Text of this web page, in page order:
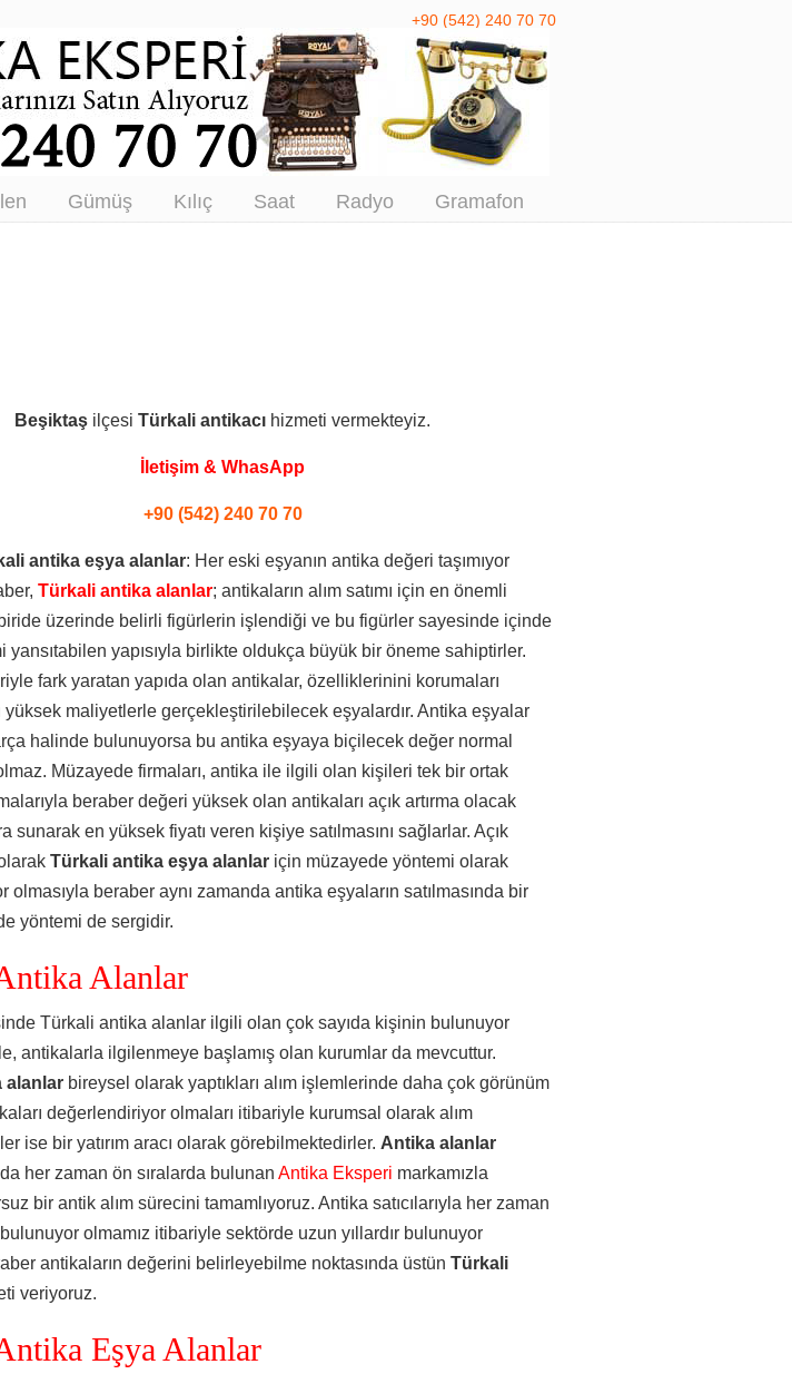
Eşya Alanlar – Antika Alım
+90 (542) 240 70 70
Gümüş Kılıç Saat Radyo Gramafon
Beşiktaş ilçesi Türkali antikacı hizmeti vermekteyiz.
İletişim & WhasApp
+90 (542) 240 70 70
antika eşya alanlar: Her eski eşyanın antika değeri taşımıyor
Türkali antika alanlar; antikaların alım satımı için en önemli
üzerinde belirli figürlerin işlendiği ve bu figürler sayesinde içinde
yansıtabilen yapısıyla birlikte oldukça büyük bir öneme sahiptirler.
fark yaratan yapıda olan antikalar, özelliklerinini korumaları
yüksek maliyetlerle gerçekleştirilebilecek eşyalardır. Antika eşyalar
halinde bulunuyorsa bu antika eşyaya biçilecek değer normal
Müzayede firmaları, antika ile ilgili olan kişileri tek bir ortak
beraber değeri yüksek olan antikaları açık artırma olacak
sunarak en yüksek fiyatı veren kişiye satılmasını sağlarlar. Açık
Türkali antika eşya alanlar için müzayede yöntemi olarak
olmasıyla beraber aynı zamanda antika eşyaların satılmasında bir
yöntemi de sergidir.
Alanlar
Türkali antika alanlar ilgili olan çok sayıda kişinin bulunuyor
antikalarla ilgilenmeye başlamış olan kurumlar da mevcuttur.
alanlar bireysel olarak yaptıkları alım işlemlerinde daha çok görünüm
değerlendiriyor olmaları itibariyle kurumsal olarak alım
ise bir yatırım aracı olarak görebilmektedirler. Antika alanlar
her zaman ön sıralarda bulunan Antika Eksperi markamızla
bir antik alım sürecini tamamlıyoruz. Antika satıcılarıyla her zaman
olmamız itibariyle sektörde uzun yıllardır bulunuyor
antikaların değerini belirleyebilme noktasında üstün Türkali
veriyoruz.
Eşya Alanlar